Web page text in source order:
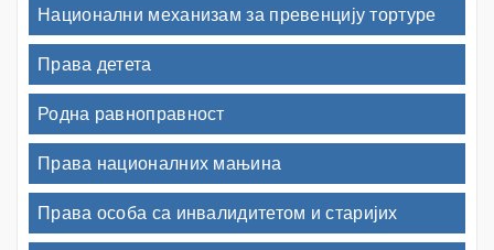
Национални механизам за превенцију тортуре
Права детета
Родна равноправност
Права националних мањина
Права особа са инвалидитетом и старијих